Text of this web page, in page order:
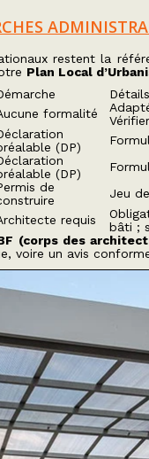
restent la
Plan Local
formalité
(DP)
(DP)
de
Jeu
requis
bâti ;
(corps des
voire un avis